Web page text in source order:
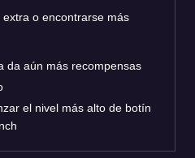
o encontrarse más
da aún más recompensas
el nivel más alto de botín